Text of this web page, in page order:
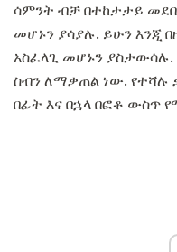
ሳምንት ብቻ በተከታታይ
መሆኑን ያሳያሉ. ይሁን እንጂ
አስፈላጊ መሆኑን
ስብን ለማቃጠል ነው. የተሻሉ
በፊት እና በኋላ በፎቶ ውስጥ